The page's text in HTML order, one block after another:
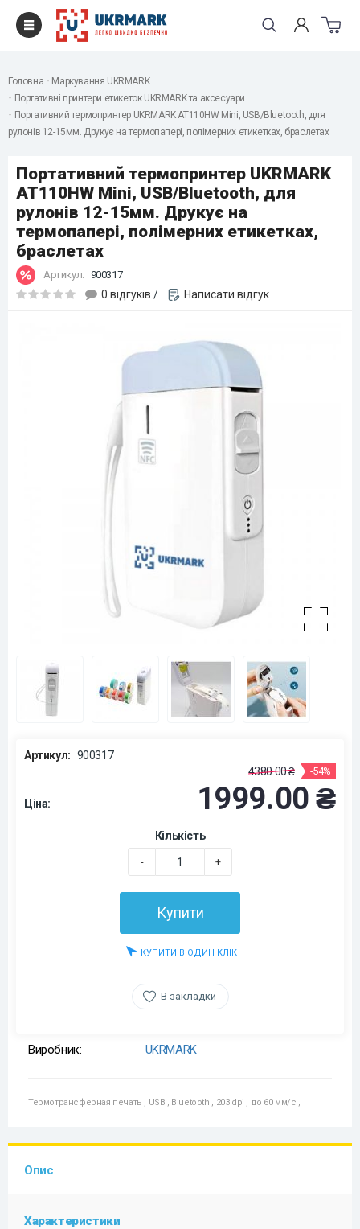
Головна
Маркування UKRMARK
Портативні принтери етикеток UKRMARK та аксесуари
Портативний термопринтер UKRMARK AT110HW Mini, USB/Bluetooth, для
рулонів 12-15мм. Друкує на термопапері, полімерних етикетках, браслетах
Портативний термопринтер UKRMARK
AT110HW Mini, USB/Bluetooth, для
рулонів 12-15мм. Друкує на
термопапері, полімерних етикетках,
браслетах
Артикул: 900317
0 відгуків / Написати відгук
Артикул: 900317
Ціна:
4380.00 ₴ -54%
1999.00 ₴
Кількість
- +
Купити
КУПИТИ В ОДИН КЛІК
В закладки
Виробник: UKRMARK
Термотрансферная печать , USB , Bluetooth , 203 dpi , до 60 мм/с ,
Опис
Характеристики